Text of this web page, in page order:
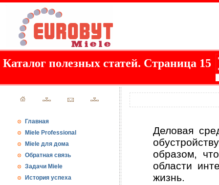
Каталог полезных статей. Страница 15
Главная
Miele Professional
Miele для дома
Обратная связь
Задачи Miele
История успеха
Деловая
образом,
области
жизнь.